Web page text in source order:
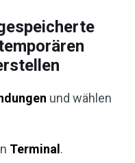
und wählen
Terminal .